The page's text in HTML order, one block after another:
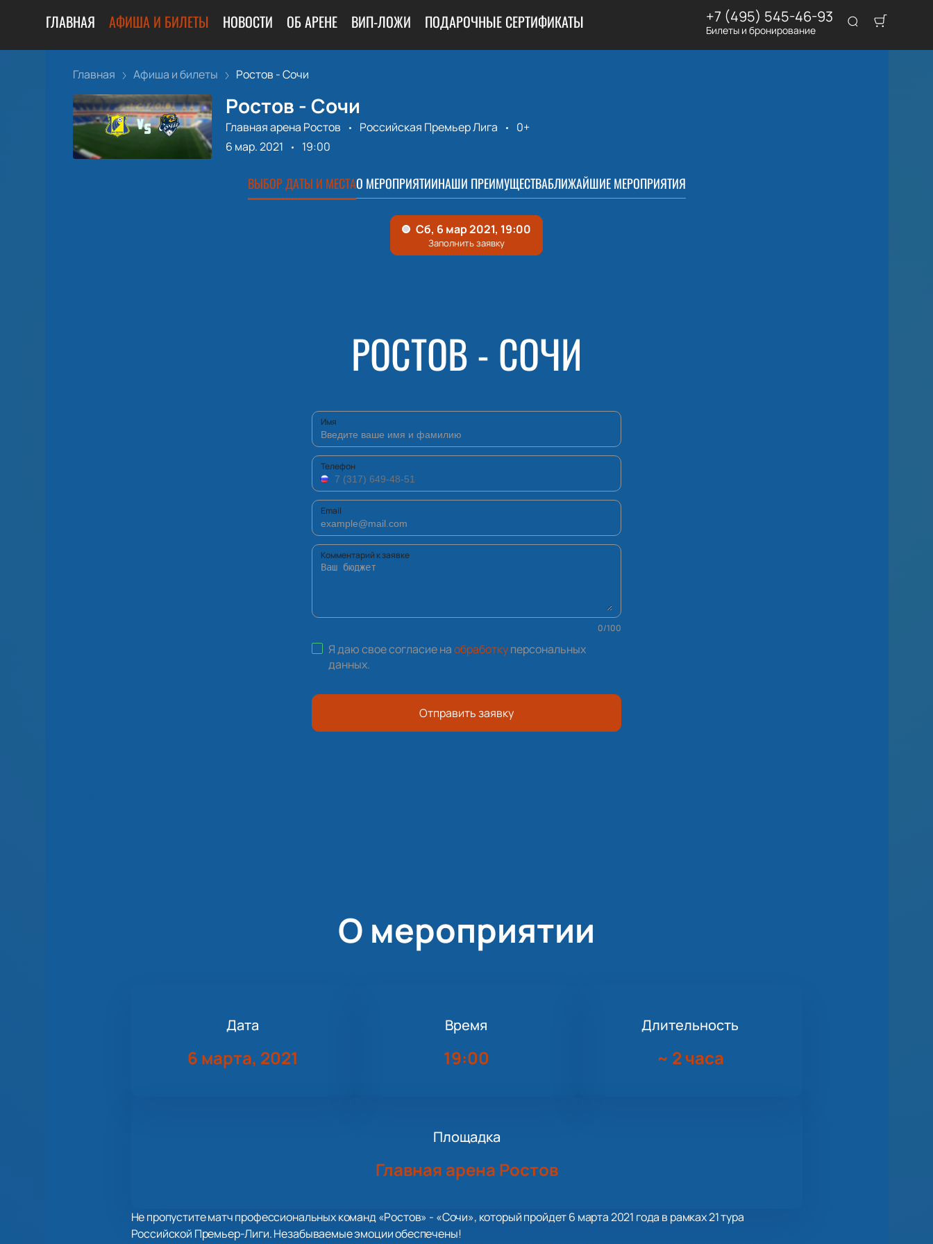
ГЛАВНАЯ АФИША И БИЛЕТЫ НОВОСТИ ОБ АРЕНЕ ВИП-ЛОЖИ ПОДАРОЧНЫЕ СЕРТИФИКАТЫ +7 (495) 545-46-93
Билеты и бронирование
Главная Афиша и билеты Ростов - Сочи
Ростов - Сочи
Главная арена Ростов Российская Премьер Лига
0+
6 мар. 2021
19:00
ВЫБОР ДАТЫ И МЕСТАО МЕРОПРИЯТИИНАШИ ПРЕИМУЩЕСТВАБЛИЖАЙШИЕ МЕРОПРИЯТИЯ
РОСТОВ - СОЧИ
Имя
Телефон
Email
Комментарий к заявке
0/100
Я даю свое согласие наобработкуперсональных
данных.
Отправить заявку
О мероприятии
Дата
6 марта, 2021
Время
19:00
Длительность
~ 2 часа
Площадка
Главная арена Ростов
Не пропустите матч профессиональных команд «Ростов» - «Сочи», который пройдет 6 марта 2021 года в рамках 21 тура
Российской Премьер-Лиги. Незабываемые эмоции обеспечены!